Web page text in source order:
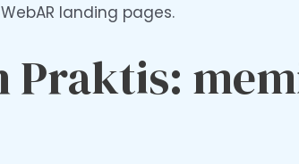
landing pages.
Praktis: